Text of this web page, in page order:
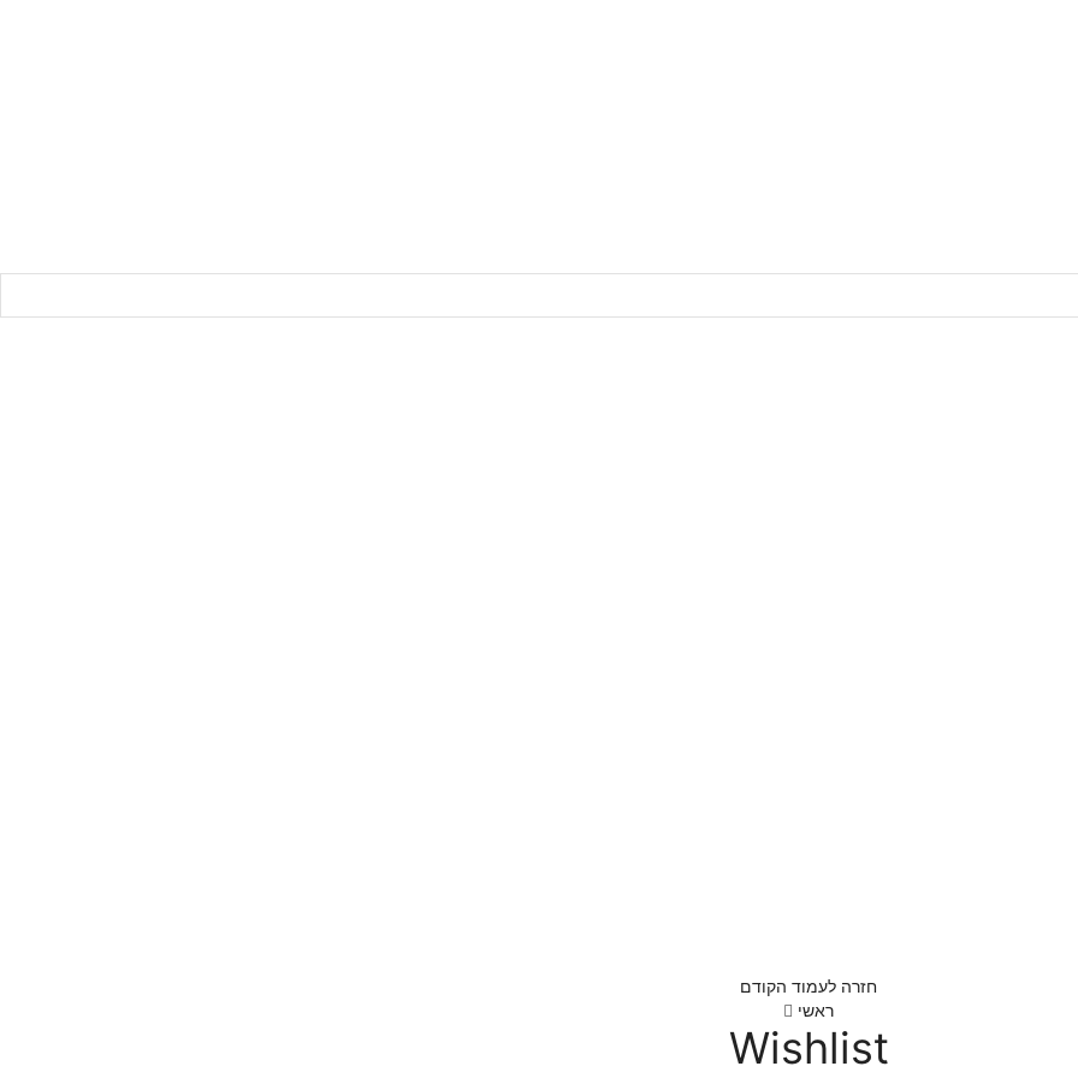
חזרה לעמוד הקודם
ראשי
Wishlist